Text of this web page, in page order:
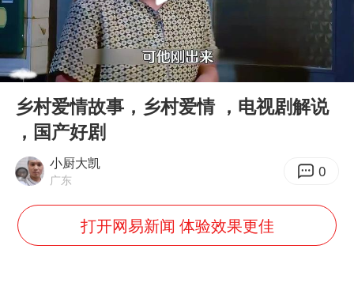
独闯南太行失联女子遗体已找到
辽宁28名务农人员中暑死亡？官方辟谣
SK海力士回应“或出售重庆工厂”传闻
白海豚突然大拐弯 走出罕见路线
Play
00:00 03:12
乡村爱情故事，乡村爱情 ，电视剧解说
，国产好剧
小厨大凯
广东 0
打开网易新闻 体验效果更佳